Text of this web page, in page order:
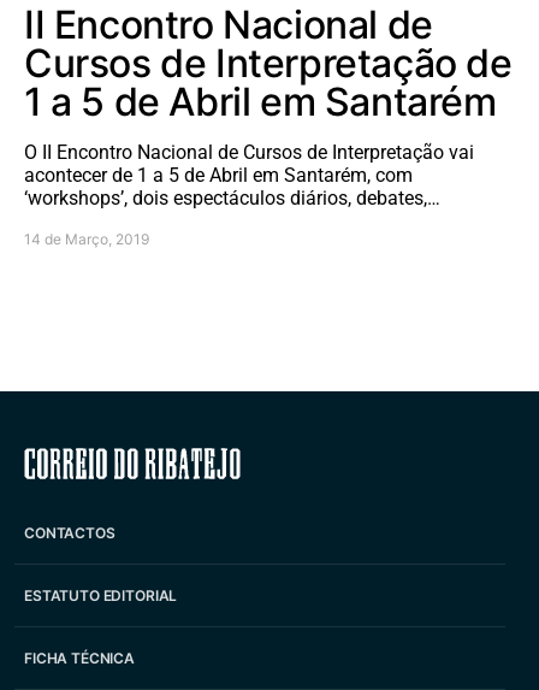
II Encontro Nacional de
Cursos de Interpretação de
1 a 5 de Abril em Santarém
O II Encontro Nacional de Cursos de Interpretação vai
acontecer de 1 a 5 de Abril em Santarém, com
‘workshops’, dois espectáculos diários, debates,…
14 de Março, 2019
Correio do Ribatejo
CONTACTOS
ESTATUTO EDITORIAL
FICHA TÉCNICA